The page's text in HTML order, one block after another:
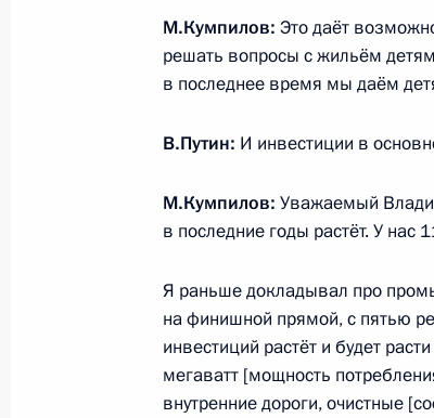
Совещание с членами
21 января 2026 года, 19:35
20 января, вторник
Встреча с главой
20 января 2026 года, 14:15
19 января, понедельник
Совещание с постоянными
М.Кумпилов: Это даёт
решать вопросы с жильём
в последнее время мы даём
В.Путин: И инвестиции в
М.Кумпилов: Уважаемый
в последние годы растёт. У нас
Я раньше докладывал про
на финишной прямой, с пятью
инвестиций растёт и будет
мегаватт [мощность
внутренние дороги, очистные